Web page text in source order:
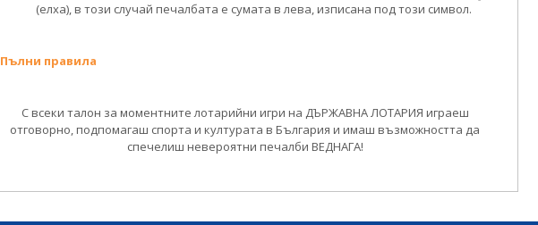
(елха), в този случай печалбата е сумата в лева, изписана под този символ.
Пълни правила
С всеки талон за моментните лотарийни игри на ДЪРЖАВНА ЛОТАРИЯ играеш
отговорно, подпомагаш спорта и културата в България и имаш възможността да
спечелиш невероятни печалби ВЕДНАГА!